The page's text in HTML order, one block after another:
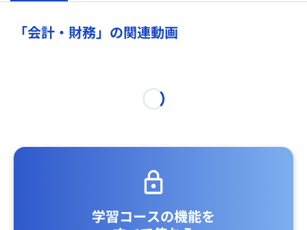
「会計・財務」の関連動画
学習コースの機能を